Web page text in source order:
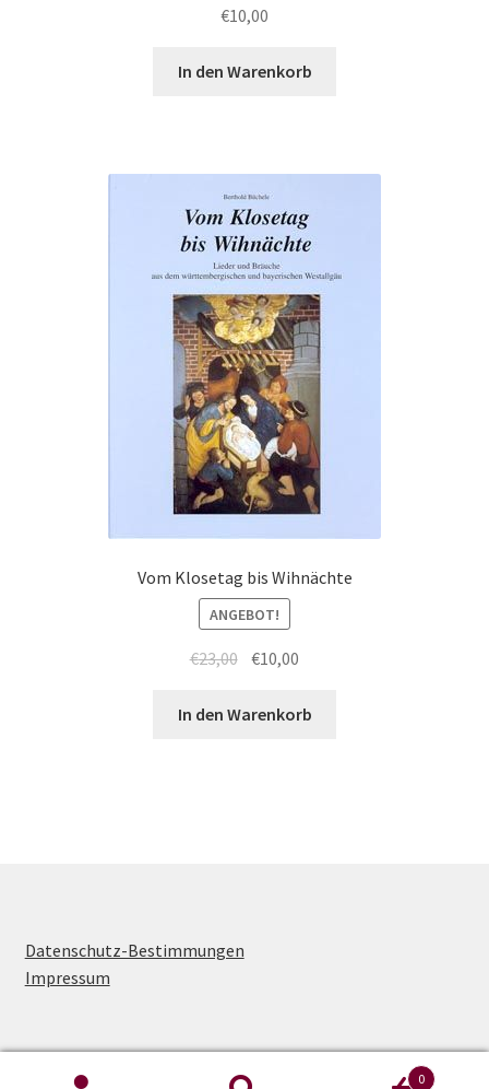
€10,00
In den Warenkorb
Vom Klosetag bis Wihnächte
ANGEBOT!
€23,00 Ursprünglicher
war:
€10,00
ist:
In den Warenkorb
Datenschutz-Bestimmungen
Impressum
0